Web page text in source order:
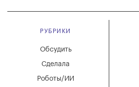
РУБРИКИ
Обсудить
Сделала
Роботы/ИИ